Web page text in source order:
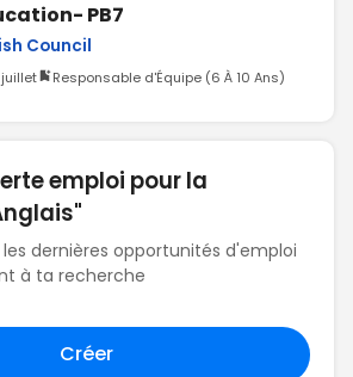
PB7
Council
Responsable d'Équipe (6 À 10 Ans)
emploi pour la
dernières opportunités d'emploi
à ta recherche
Créer